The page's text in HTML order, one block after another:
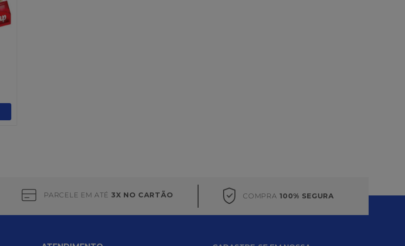
PARCELE EM ATÉ 3X NO CARTÃO COMPRA 100% SEGURA